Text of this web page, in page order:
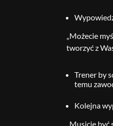
„Możecie
tworzyć z
Trener by
temu
Kolejna
„Musicie być